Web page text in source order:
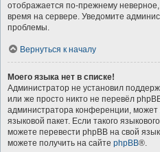
отображается по-прежнему
время на сервере. Уведомите
проблемы.
Вернуться к началу
Моего языка нет в списке!
Администратор не установил
или же просто никто не перевёл
администратора конференции,
языковой пакет. Если такого
можете перевести phpBB на свой
можете получить на сайте phpBB®.